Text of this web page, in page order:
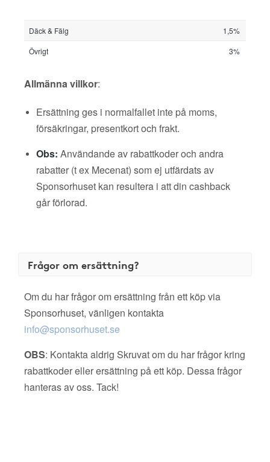
Däck & Fälg
1,5%
Övrigt
3%
Allmänna villkor:
Ersättning ges i normalfallet inte på moms,
försäkringar, presentkort och frakt.
Obs: Användande av rabattkoder och andra
rabatter (t ex Mecenat) som ej utfärdats av
Sponsorhuset kan resultera i att din cashback
går förlorad.
Frågor om ersättning?
Om du har frågor om ersättning från ett köp via
Sponsorhuset, vänligen kontakta
info@sponsorhuset.se
OBS: Kontakta aldrig Skruvat om du har frågor kring
rabattkoder eller ersättning på ett köp. Dessa frågor
hanteras av oss. Tack!